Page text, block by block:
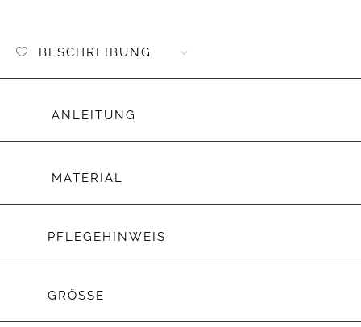
BESCHREIBUNG
ANLEITUNG
MATERIAL
PFLEGEHINWEIS
GRÖSSE